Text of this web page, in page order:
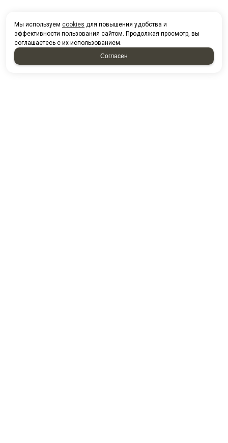
Мы используем cookies для повышения удобства и
эффективности пользования сайтом. Продолжая просмотр, вы
соглашаетесь с их использованием.
Согласен